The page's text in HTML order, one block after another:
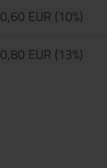
0,60 EUR (10%)
0,80 EUR (13%)